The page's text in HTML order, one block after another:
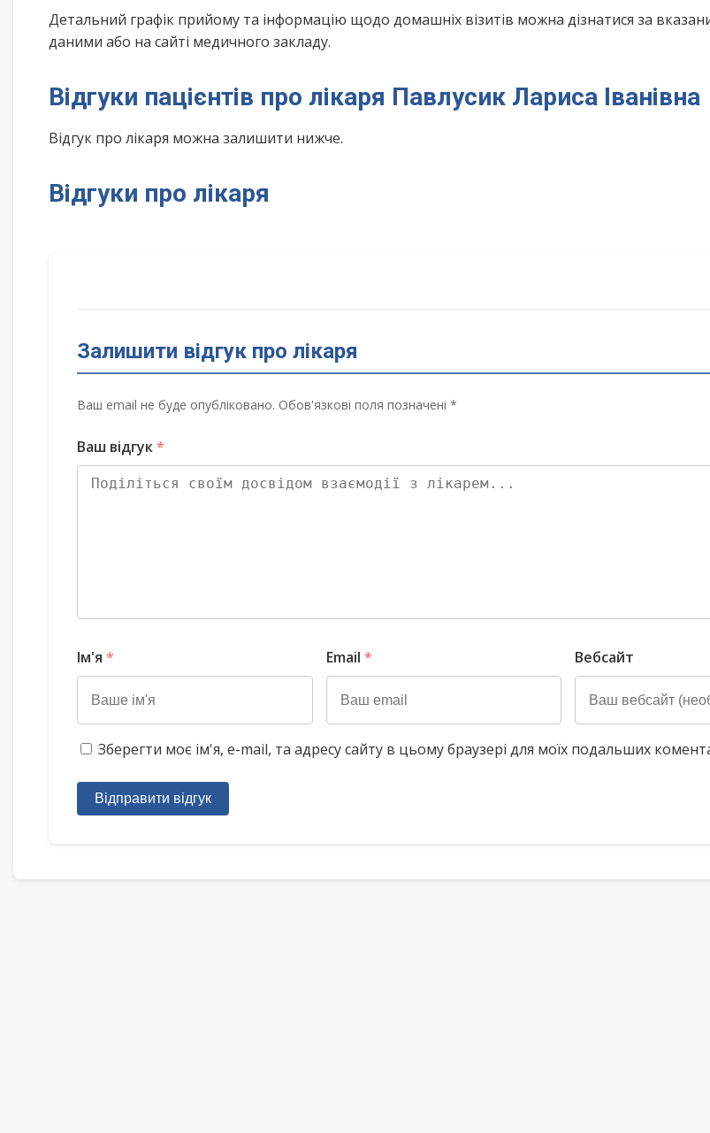
Детальний графік прийому та інформацію щодо домашніх візитів можна дізнатися за
даними або на сайті медичного закладу.
Відгуки пацієнтів про лікаря Павлусик Лариса Іванівна
Відгук про лікаря можна залишити нижче.
Відгуки про лікаря
Залишити відгук про лікаря
Ваш email не буде опубліковано. Обов'язкові поля позначені *
Ваш відгук*
Ім'я * Email * Вебсайт
Зберегти моє ім'я, e-mail, та адресу сайту в цьому браузері для моїх подальших
Відправити відгук